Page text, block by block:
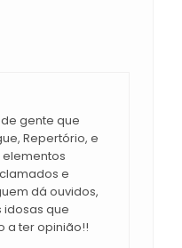
gente que
Repertório, e
e
dá ouvidos,
idosas que
a ter opinião!!